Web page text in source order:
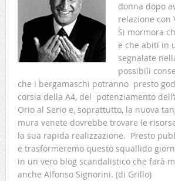
donna dopo
relazione con
Si mormora
e che abiti in
segnalate
possibili
che i bergamaschi potranno presto
corsia della A4, del potenziamento
Orio al Serio e, soprattutto, la nuova
mura venete dovrebbe trovare le
la sua rapida realizzazione. Presto
e trasformeremo questo squallido
in un vero blog scandalistico che farà
anche Alfonso Signorini. (di Grillo)